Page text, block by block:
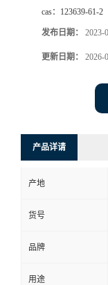
cas： 123639-61-2
发布日期： 2023-
更新日期： 2026-
产品详请
产地
货号
品牌
用途